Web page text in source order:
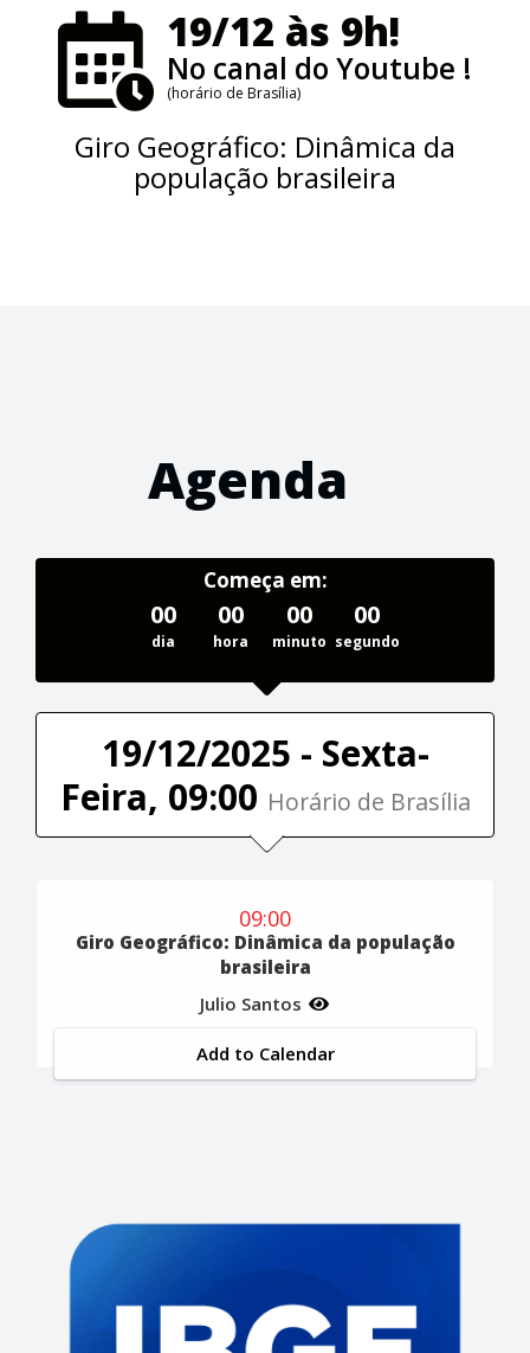
19/12 às 9h!
No canal do Youtube !
(horário de Brasília)
Giro Geográfico: Dinâmica da
população brasileira
Agenda
Começa em:
00
dia
00
hora
00
minuto
00
segundo
19/12/2025 - Sexta-
Feira, 09:00 Horário de Brasília
09:00
Giro Geográfico: Dinâmica da população
brasileira
Julio Santos
Add to Calendar